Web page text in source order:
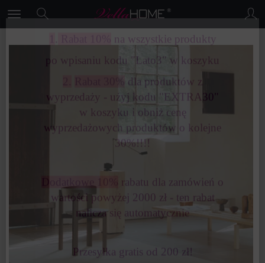
×
PROMOCJA Lato3
1 Rabat 10% na wszystkie produkty
po wpisaniu kodu "Lato3" w koszyku
Rabat 30%
wyprzedaży - użyj kodu "EXTRA30"
w koszyku i obniż cenę
wyprzedażowych produktów o kolejne
30%!!!!